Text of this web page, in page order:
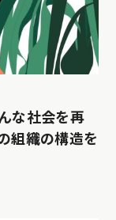
な社会を再
組織の構造を